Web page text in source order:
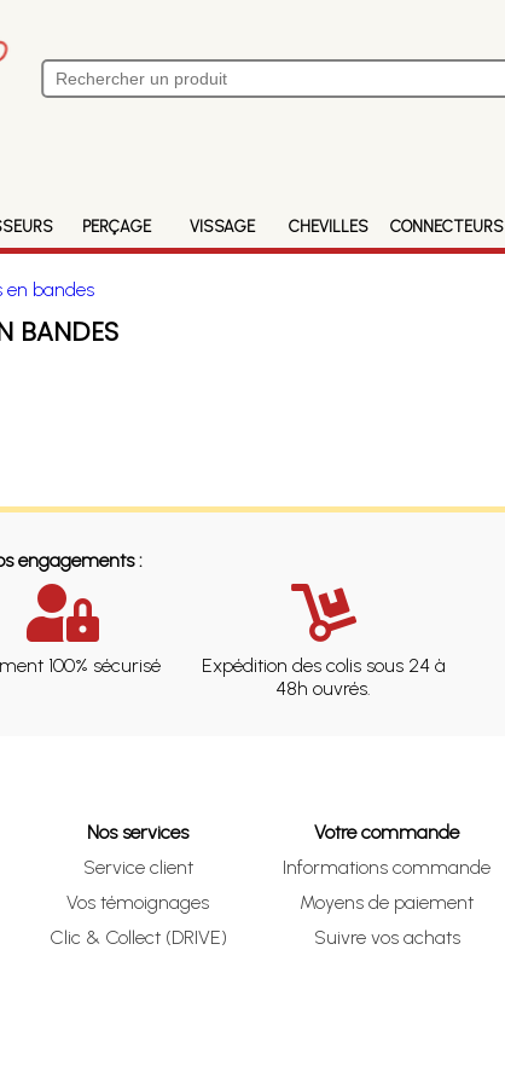
PERÇAGE VISSAGE CHEVILLES CONNECTEURS
en bandes
BANDES
engagements :
100% sécurisé
Expédition des colis sous 24 à
48h ouvrés.
Nos services
Service client
Vos témoignages
Clic & Collect (DRIVE)
Votre commande
Informations commande
Moyens de paiement
Suivre vos achats